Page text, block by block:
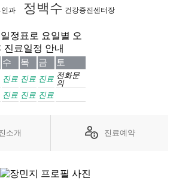
과 정백수 건강증진센터장
소개 진료예약
정표로 요일별 오
진료일정 안내
수 목 금 토
진료 진료 진료 전화문
의
진료 진료 진료